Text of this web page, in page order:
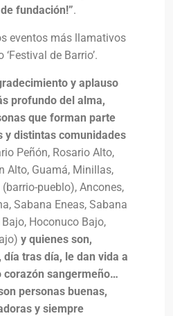
fundación!”.
eventos más llamativos
de Barrio’.
y aplauso
profundo del alma,
que forman parte
y distintas comunidades
Peñón, Rosario Alto,
Alto, Guamá, Minillas,
pueblo), Ancones,
Sabana Eneas, Sabana
Hoconuco Bajo,
y quienes son,
tras día, le dan vida a
corazón sangermeño…
personas buenas,
y siempre